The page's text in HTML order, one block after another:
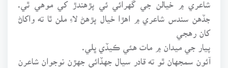
جڏهن سندس شاعري ۾ اهڙا خيال پڙهڻ لاءِ ملن ٿا ته واکاڻ
کان رهجي
پيار جي ميدان ۾ مات هئي ڪيڏي ڀلي.
آئون سمجهان ٿو ته قادر سيال جهڏائي جهڙن نوجوان شاعرن